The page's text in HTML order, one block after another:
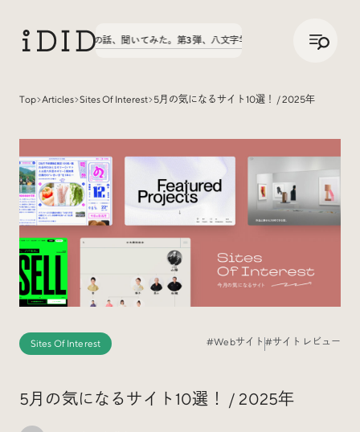
実績の話、聞いてみた。第3弾、八文字学園70周年サイトが公開中！実績の
JP
Articles
Interview インタビュー
Sites Of Interest 今月の気になるサイト
Special
Top Articles Sites Of Interest 5月の気になるサイト10選！ / 2025年
Sites Of Interest #Webサイト#サイトレビュー
5月の気になるサイト10選！ / 2025年